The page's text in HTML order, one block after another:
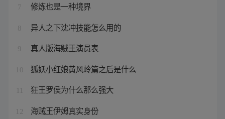
7 修炼也是一种境界
8 异人之下沈冲技能怎么用的
9 真人版海贼王演员表
10 狐妖小红娘黄风岭篇之后是什么
狂王罗侯为什么那么强大
12 海贼王伊姆真实身份